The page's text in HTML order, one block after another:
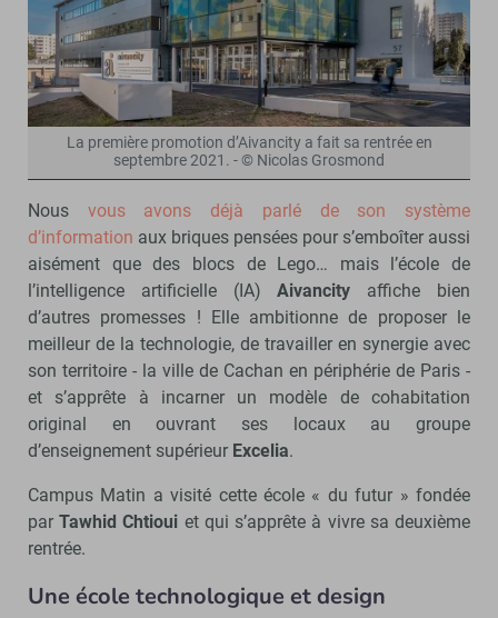
La première promotion d’Aivancity a fait sa rentrée en
septembre 2021. - © Nicolas Grosmond
Nous vous avons déjà parlé de son système
d’information aux briques pensées pour s’emboîter aussi
aisément que des blocs de Lego… mais l’école de
l’intelligence artificielle (IA)Aivancity affiche bien
d’autres promesses ! Elle ambitionne de proposer le
meilleur de la technologie, de travailler en synergie avec
son territoire - la ville de Cachan en périphérie de Paris -
et s’apprête à incarner un modèle de cohabitation
original en ouvrant ses locaux au groupe
d’enseignement supérieur Excelia.
Campus Matin a visité cette école « du futur » fondée
parTawhid Chtioui et qui s’apprête à vivre sa deuxième
rentrée.
Une école technologique et design